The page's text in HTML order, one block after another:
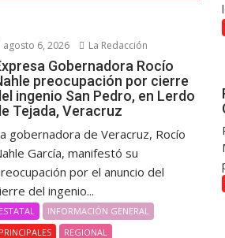
agosto 6, 2026 La Redacción
Gobernadora Rocío
preocupación por cierre
ingenio San Pedro, en Lerdo
Tejada, Veracruz
gobernadora de Veracruz, Rocío
García, manifestó su
por el anuncio del
del ingenio...
ESTATAL
INFORMACIÓN GENERAL
PRINCIPALES
REGIONAL